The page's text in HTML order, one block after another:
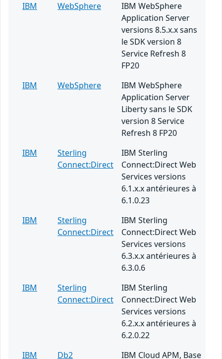
IBM
WebSphere
IBM WebSphere
Application Server
versions 8.5.x.x sans
le SDK version 8
Service Refresh 8
FP20
IBM
WebSphere
IBM WebSphere
Application Server
Liberty sans le SDK
version 8 Service
Refresh 8 FP20
IBM
Sterling
Connect:Direct
IBM Sterling
Connect:Direct Web
Services versions
6.1.x.x antérieures à
6.1.0.23
IBM
Sterling
Connect:Direct
IBM Sterling
Connect:Direct Web
Services versions
6.3.x.x antérieures à
6.3.0.6
IBM
Sterling
Connect:Direct
IBM Sterling
Connect:Direct Web
Services versions
6.2.x.x antérieures à
6.2.0.22
IBM
Db2 IBM Cloud APM, Base